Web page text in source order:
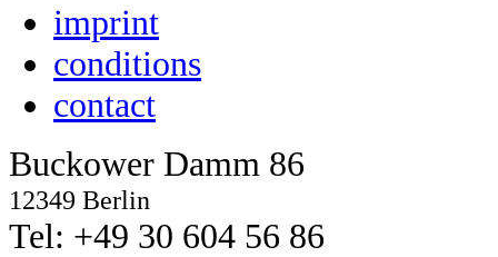
imprint
conditions
contact
Buckower Damm 86
12349 Berlin
Tel: +49 30 604 56 86